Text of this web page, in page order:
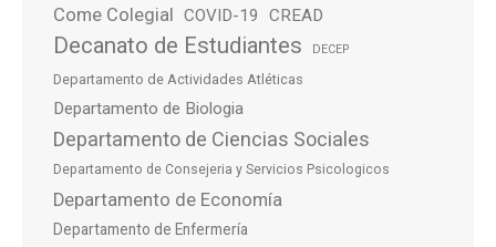
Come Colegial COVID-19 CREAD
Decanato de Estudiantes DECEP
Departamento de Actividades Atléticas
Departamento de Biologia
Departamento de Ciencias Sociales
Departamento de Consejeria y Servicios Psicologicos
Departamento de Economía
Departamento de Enfermería